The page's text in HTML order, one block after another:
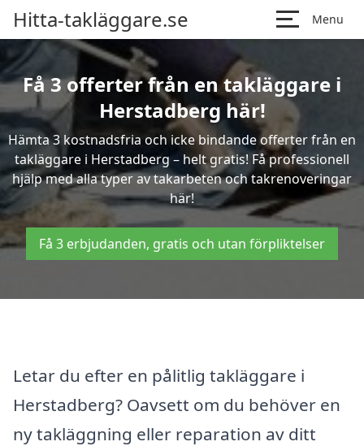
Hitta-takläggare.se Menu
Få 3 offerter från en takläggare i
Herstadberg här!
Hämta 3 kostnadsfria och icke bindande offerter från en
takläggare i Herstadberg – helt gratis! Få professionell
hjälp med alla typer av takarbeten och takrenoveringar
här!
Få 3 erbjudanden, gratis och utan förpliktelser
Letar du efter en pålitlig takläggare i
Herstadberg? Oavsett om du behöver en
ny takläggning eller reparation av ditt